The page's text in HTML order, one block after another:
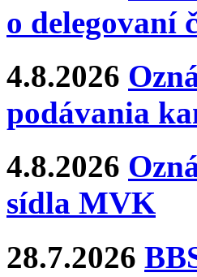
o delegovaní
4.8.2026
podávania
4.8.2026
sídla MVK
28.7.2026